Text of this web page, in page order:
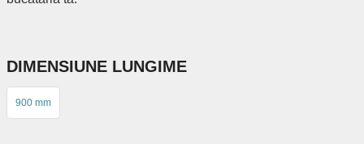
fi
DIMENSIUNE LUNGIME
900 mm